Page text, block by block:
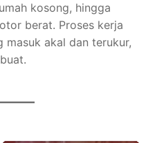
kosong, hingga
berat. Proses kerja
masuk akal dan terukur,